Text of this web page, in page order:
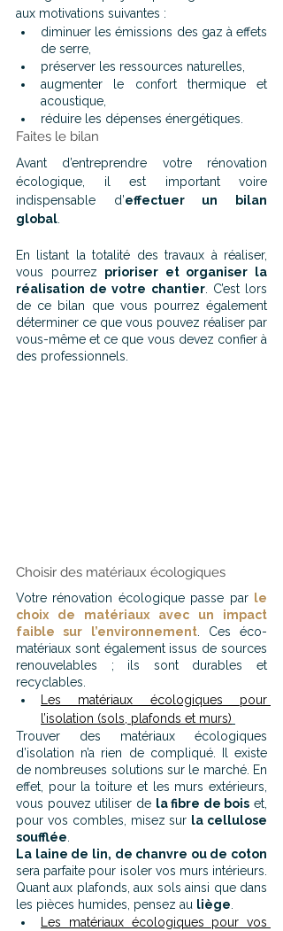
aux motivations suivantes :
diminuer les émissions des gaz à effets
de serre,
préserver les ressources naturelles,
augmenter le confort thermique et
acoustique,
réduire les dépenses énergétiques.
Faites le bilan
Avant d’entreprendre votre rénovation
écologique, il est important voire
indispensable d’effectuer un bilan
global.
En listant la totalité des travaux à réaliser,
vous pourrez prioriser et organiser la
réalisation de votre chantier. C’est lors
de ce bilan que vous pourrez également
déterminer ce que vous pouvez réaliser par
vous-même et ce que vous devez confier à
des professionnels.
Choisir des matériaux écologiques
Votre rénovation écologique passe par le
choix de matériaux avec un impact
faible sur l’environnement. Ces éco-
matériaux sont également issus de sources
renouvelables ; ils sont durables et
recyclables.
Les matériaux écologiques pour
l’isolation (sols, plafonds et murs)
Trouver des matériaux écologiques
d’isolation n’a rien de compliqué. Il existe
de nombreuses solutions sur le marché. En
effet, pour la toiture et les murs extérieurs,
vous pouvez utiliser de la fibre de bois et,
pour vos combles, misez sur la cellulose
soufflée.
sera parfaite pour isoler vos murs intérieurs.
Quant aux plafonds, aux sols ainsi que dans
les pièces humides, pensez au liège.
Les matériaux écologiques pour vos